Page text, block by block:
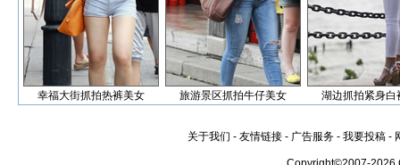
幸福大街抓拍热裤美女 旅游景区抓拍牛仔美女 湖边抓拍紧身白
关于我们 - 友情链接 - 广告服务 - 我要投稿 -